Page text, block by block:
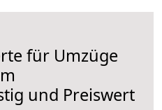
für Umzüge
und Preiswert